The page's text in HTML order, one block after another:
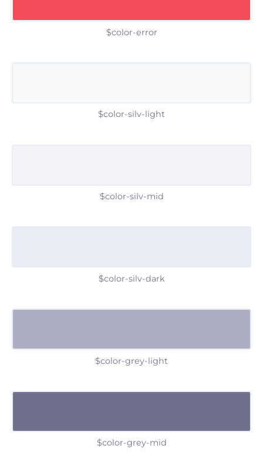
$color-error
$color-silv-light
$color-silv-mid
$color-silv-dark
$color-grey-light
$color-grey-mid